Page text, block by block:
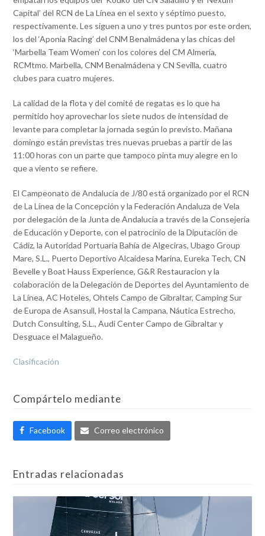
Capital’ del RCN de La Línea en el sexto y séptimo puesto,
respectivamente. Les siguen a uno y tres puntos por este orden,
los del ‘Aponia Racing’ del CNM Benalmádena y las chicas del
‘Marbella Team Women’ con los colores del CM Almería,
RCMtmo. Marbella, CNM Benalmádena y CN Sevilla, cuatro
clubes para cuatro mujeres.
La calidad de la flota y del comité de regatas es lo que ha
permitido hoy aprovechar los siete nudos de intensidad de
levante para completar la jornada según lo previsto. Mañana
domingo están previstas tres nuevas pruebas a partir de las
11:00 horas con un parte que tampoco pinta muy alegre en lo
que a viento se refiere.
El Campeonato de Andalucía de J/80 está organizado por el RCN
de La Línea de la Concepción y la Federación Andaluza de Vela
por delegación de la Junta de Andalucía a través de la Consejería
de Educación y Deporte, con el patrocinio de la Diputación de
Cádiz, la Autoridad Portuaria Bahía de Algeciras, Ubago Group
Mare, S.L., Puerto Deportivo Alcaidesa Marina, Eureka Tech, CN
Bevelle y Boat Hauss Experience, G&R Restauracion y la
colaboración de la Delegación de Deportes del Ayuntamiento de
La Línea, AC Hoteles, Ohtels Campo de Gibraltar, Camping Sur
de Europa de Asansull, Hostal la Campana, Náutica Estrecho,
Dutch Consulting, S.L., Audi Center Campo de Gibraltar y
Desguace el Malagueño.
Clasificación
Compártelo mediante
Facebook Correo electrónico
Entradas relacionadas